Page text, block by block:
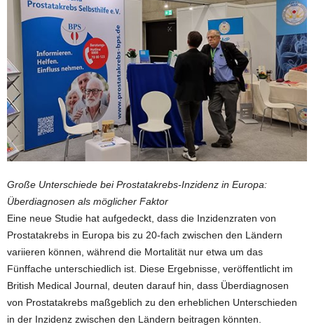
Große Unterschiede bei Prostatakrebs-Inzidenz in Europa:
Überdiagnosen als möglicher Faktor
Eine neue Studie hat aufgedeckt, dass die Inzidenzraten von
Prostatakrebs in Europa bis zu 20-fach zwischen den Ländern
variieren können, während die Mortalität nur etwa um das
Fünffache unterschiedlich ist. Diese Ergebnisse, veröffentlicht im
British Medical Journal, deuten darauf hin, dass Überdiagnosen
von Prostatakrebs maßgeblich zu den erheblichen Unterschieden
in der Inzidenz zwischen den Ländern beitragen könnten.